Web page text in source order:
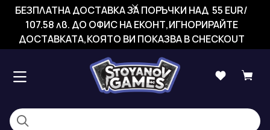
БЕЗПЛАТНА ДОСТАВКА ЗА ПОРЪЧКИ НАД 55 EUR/
107.58 лв. ДО ОФИС НА ЕКОНТ,ИГНОРИРАЙТЕ
ДОСТАВКАТА,КОЯТО ВИ ПОКАЗВА В CHECKOUT